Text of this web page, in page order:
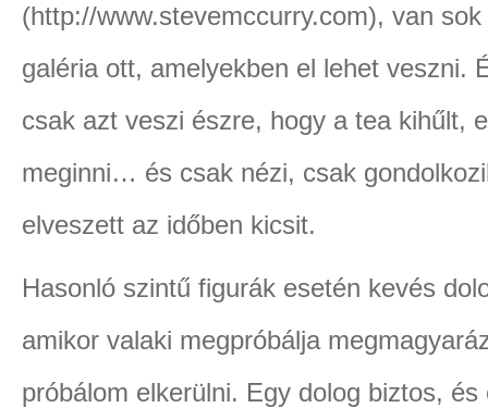
(http://www.stevemccurry.com), van sok
galéria ott, amelyekben el lehet veszni.
csak azt veszi észre, hogy a tea kihűlt,
meginni… és csak nézi, csak
elveszett az időben kicsit.
Hasonló szintű figurák esetén kevés
amikor valaki megpróbálja
próbálom elkerülni. Egy dolog biztos,